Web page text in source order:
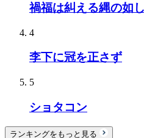
禍福は糾える縄の如し
4
李下に冠を正さず
5
ショタコン
ランキングをもっと見る